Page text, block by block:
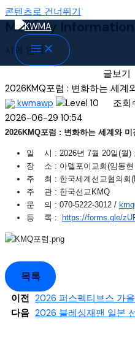
콘텐츠로 건너뛰기
Ministry Information
사역 안내
글보기
2026KMQ포럼 : 변화하는 세계
kwmawp
조회
2026-06-29 10:54
2026KMQ포럼 : 변화하는 세계와 미
일 시 : 2026년 7월 20일(월)
장 소 : 아델포이교회(임동현
주 최 : 한국세계선교협의회
주 관 : 한국선교KMQ
문 의 : 070-5222-3012 /
등 록 :
https://forms.gle/
목록
이전 2026 퍼스펙티브스 가
다음 2026 블레싱재팬 일본